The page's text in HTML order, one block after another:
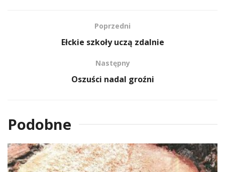
Poprzedni
Ełckie szkoły uczą zdalnie
Następny
Oszuści nadal groźni
Podobne